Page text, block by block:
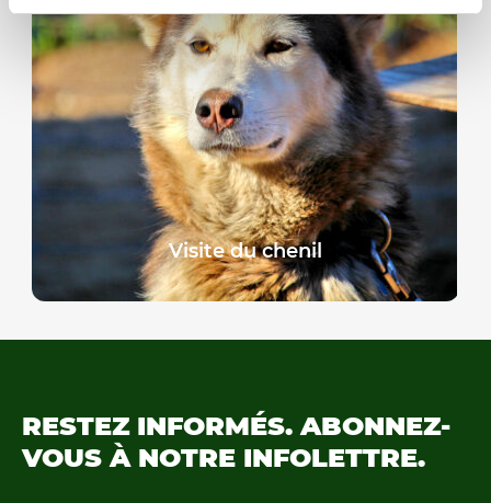
Visite du chenil
RESTEZ INFORMÉS. ABONNEZ-
VOUS À NOTRE INFOLETTRE.